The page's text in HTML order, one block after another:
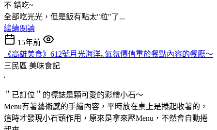
不 錯吃~
全部吃光光，但是飯有點太"粒"了...
繼續閱讀
15年前
《高雄美食》612號月光海洋｡氣氛價值重於餐點內容的餐廳～
三民區 美味食記
＂已訂位＂的標誌是顆可愛的彩繪小石～
Menu有著藝術感的手繪內容，平時放在桌上是捲起收著的，
這時才發現小石頭作用，原來是拿來壓Menu，不然會自動捲